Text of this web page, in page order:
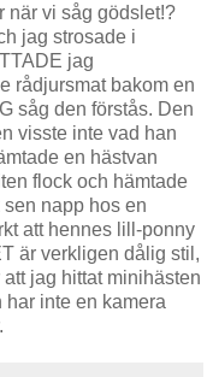
när vi såg gödslet!?
jag strosade i
jag
rådjursmat bakom en
såg den förstås. Den
visste inte vad han
en hästvan
flock och hämtade
napp hos en
att hennes lill-ponny
är verkligen dålig stil,
jag hittat minihästen
har inte en kamera